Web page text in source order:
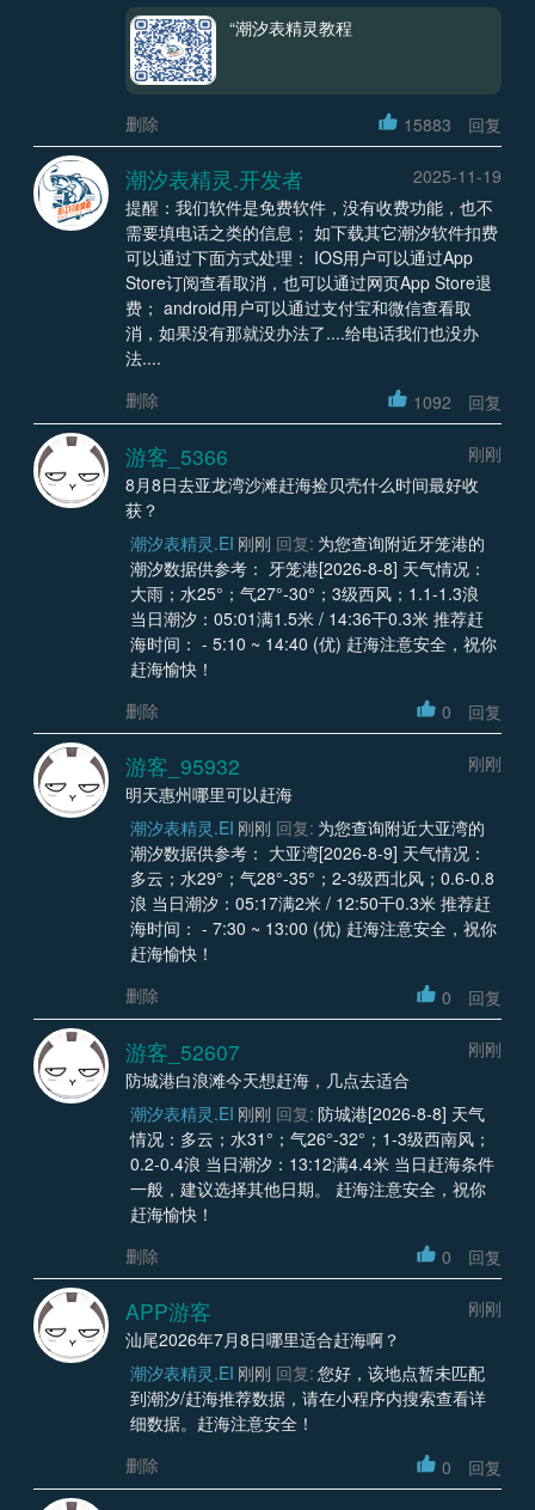
“潮汐表精灵教程
删除 15883 回复
潮汐表精灵.开发者
2025-11-19
提醒：我们软件是免费软件，没有收费功能，也不
需要填电话之类的信息； 如下载其它潮汐软件扣费
可以通过下面方式处理： IOS用户可以通过App
Store订阅查看取消，也可以通过网页App Store退
费； android用户可以通过支付宝和微信查看取
消，如果没有那就没办法了....给电话我们也没办
法....
删除
1092 回复
游客_5366
刚刚
8月8日去亚龙湾沙滩赶海捡贝壳什么时间最好收
获？
潮汐表精灵.EI 刚刚 回复: 为您查询附近牙笼港的
潮汐数据供参考： 牙笼港[2026-8-8] 天气情况：
大雨；水25°；气27°-30°；3级西风；1.1-1.3浪
当日潮汐：05:01满1.5米 / 14:36干0.3米 推荐赶
海时间： - 5:10 ~ 14:40 (优) 赶海注意安全，祝你
赶海愉快！
删除
0 回复
游客_95932
刚刚
明天惠州哪里可以赶海
潮汐表精灵.EI 刚刚 回复: 为您查询附近大亚湾的
潮汐数据供参考： 大亚湾[2026-8-9] 天气情况：
多云；水29°；气28°-35°；2-3级西北风；0.6-0.8
浪 当日潮汐：05:17满2米 / 12:50干0.3米 推荐赶
海时间： - 7:30 ~ 13:00 (优) 赶海注意安全，祝你
赶海愉快！
删除
0 回复
游客_52607
刚刚
防城港白浪滩今天想赶海，几点去适合
潮汐表精灵.EI 刚刚 回复: 防城港[2026-8-8] 天气
情况：多云；水31°；气26°-32°；1-3级西南风；
0.2-0.4浪 当日潮汐：13:12满4.4米 当日赶海条件
一般，建议选择其他日期。 赶海注意安全，祝你
赶海愉快！
删除
0 回复
APP游客
刚刚
汕尾2026年7月8日哪里适合赶海啊？
潮汐表精灵.EI 刚刚 回复: 您好，该地点暂未匹配
到潮汐/赶海推荐数据，请在小程序内搜索查看详
细数据。赶海注意安全！
删除
0 回复